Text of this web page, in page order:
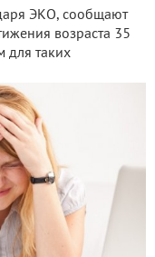
ЭКО, сообщают
возраста 35
для таких